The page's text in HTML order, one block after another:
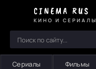
CINEMA RUS
КИНО И СЕРИАЛЫ
Сериалы Фильмы